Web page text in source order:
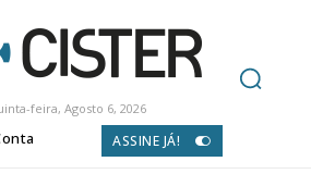
feira, Agosto 6, 2026
ASSINE JÁ!